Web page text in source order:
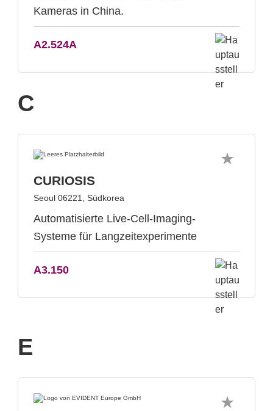
Kameras in China.
A2.524A
C
CURIOSIS
Seoul 06221, Südkorea
Automatisierte Live-Cell-Imaging-
Systeme für Langzeitexperimente
A3.150
E